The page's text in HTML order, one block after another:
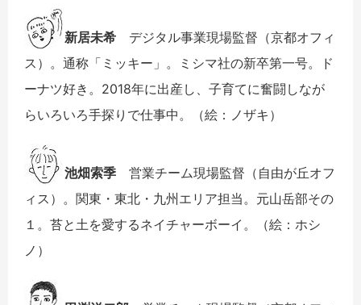
新居未希 デジタル事業現場監督（京都オフィ
ス）。通称「ミッキー」。ミシマ社の新卒第一号。ド
ーナツ好き。2018年に出産し、子育てに奮闘しなが
らいろいろ手探りで仕事中。（絵：ノザキ）
池畑索季 営業チーム現場監督（自由が丘オフ
ィス）。関東・東北・九州エリア担当。元山岳部その
１。苔と土を愛するネイチャーボーイ。（絵：ホシ
ノ）